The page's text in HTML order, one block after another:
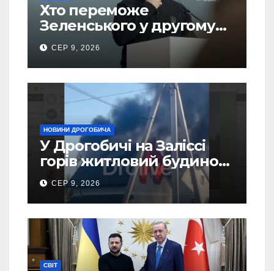
Хто переможе
Зеленського у другому
турі виборів президента
України – новий рейтинг
SOCIS
СЕР 9, 2026
НОВИНИ ДРОГОБИЧА
У Дрогобичі на Заліссі
горів житловий будинок
(Відео)
СЕР 9, 2026
СВІТ